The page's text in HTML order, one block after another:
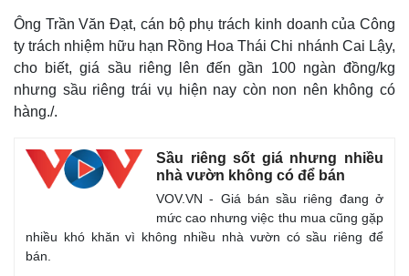
Ông Trần Văn Đạt, cán bộ phụ trách kinh doanh của Công
ty trách nhiệm hữu hạn Rồng Hoa Thái Chi nhánh Cai Lậy,
cho biết, giá sầu riêng lên đến gần 100 ngàn đồng/kg
nhưng sầu riêng trái vụ hiện nay còn non nên không có
hàng./.
Sầu riêng sốt giá nhưng nhiều
nhà vườn không có để bán
VOV.VN - Giá bán sầu riêng đang ở
mức cao nhưng việc thu mua cũng gặp
nhiều khó khăn vì không nhiều nhà vườn có sầu riêng để
bán.